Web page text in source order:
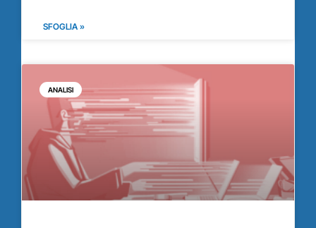
SFOGLIA »
ANALISI